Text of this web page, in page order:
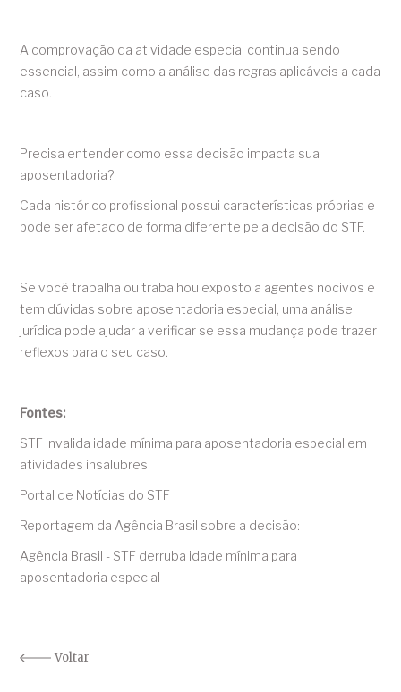
A comprovação da atividade especial continua sendo
essencial, assim como a análise das regras aplicáveis a cada
caso.
Precisa entender como essa decisão impacta sua
aposentadoria?
Cada histórico profissional possui características próprias e
pode ser afetado de forma diferente pela decisão do STF.
Se você trabalha ou trabalhou exposto a agentes nocivos e
tem dúvidas sobre aposentadoria especial, uma análise
jurídica pode ajudar a verificar se essa mudança pode trazer
reflexos para o seu caso.
Fontes:
STF invalida idade mínima para aposentadoria especial em
atividades insalubres:
Portal de Notícias do STF
Reportagem da Agência Brasil sobre a decisão:
Agência Brasil - STF derruba idade mínima para
aposentadoria especial
Voltar